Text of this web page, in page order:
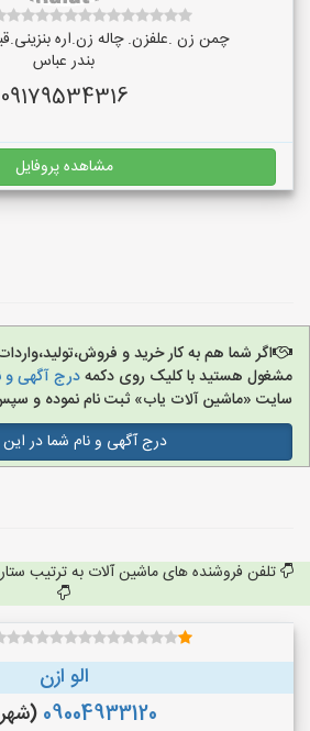
چمن زن .علفزن. چاله زن.اره
بندر عباس
09179534316
مشاهده پروفایل
اگر شما هم به کار خرید و
مشغول هستید با کلیک روی دکمهدرج آگهی و
سایت «ماشین آلات یاب» ثبت نام نموده و
درج آگهی و نام شما در
تلفن فروشنده های ماشین آلات به ترتیب
الو ازن
09004933120